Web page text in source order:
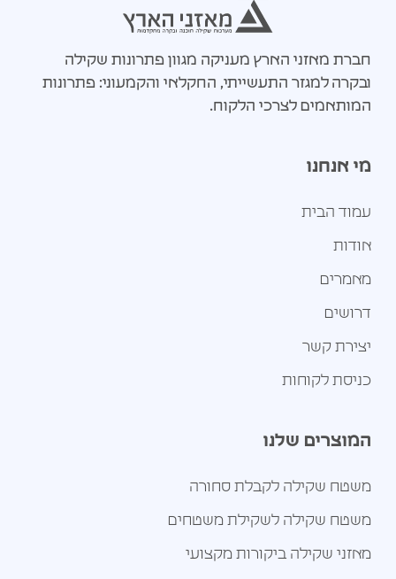
חברת מאזני הארץ מעניקה מגוון פתרונות שקילה
ובקרה למגזר התעשייתי, החקלאי והקמעוני: פתרונות
המותאמים לצרכי הלקוח.
מי אנחנו
עמוד הבית
אודות
מאמרים
דרושים
יצירת קשר
כניסת לקוחות
המוצרים שלנו
משטח שקילה לקבלת סחורה
משטח שקילה לשקילת משטחים
מאזני שקילה ביקורות מקצועי